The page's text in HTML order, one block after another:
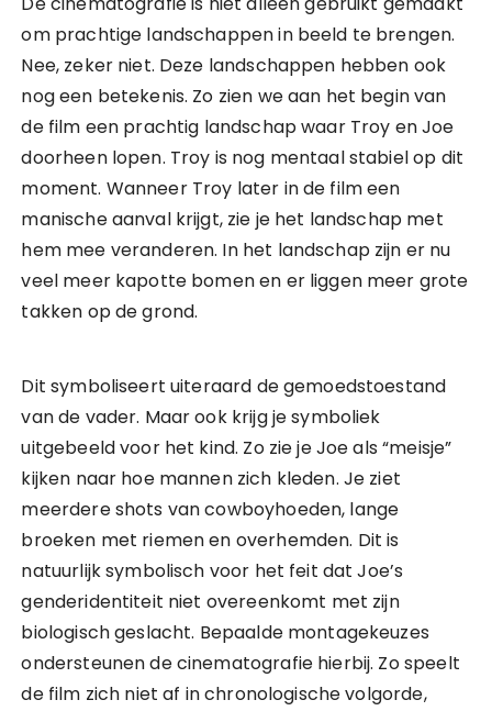
om prachtige landschappen in beeld te brengen.
Nee, zeker niet. Deze landschappen hebben ook
nog een betekenis. Zo zien we aan het begin van
de film een prachtig landschap waar Troy en Joe
doorheen lopen. Troy is nog mentaal stabiel op dit
moment. Wanneer Troy later in de film een
manische aanval krijgt, zie je het landschap met
hem mee veranderen. In het landschap zijn er nu
veel meer kapotte bomen en er liggen meer grote
takken op de grond.
Dit symboliseert uiteraard de gemoedstoestand
van de vader. Maar ook krijg je symboliek
uitgebeeld voor het kind. Zo zie je Joe als “meisje”
kijken naar hoe mannen zich kleden. Je ziet
meerdere shots van cowboyhoeden, lange
broeken met riemen en overhemden. Dit is
natuurlijk symbolisch voor het feit dat Joe’s
genderidentiteit niet overeenkomt met zijn
biologisch geslacht. Bepaalde montagekeuzes
ondersteunen de cinematografie hierbij. Zo speelt
de film zich niet af in chronologische volgorde,